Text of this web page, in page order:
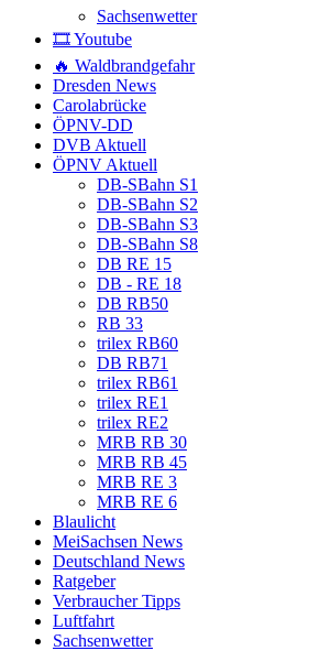
Sachsenwetter
🎞️ Youtube
🔥 Waldbrandgefahr
Dresden News
Carolabrücke
ÖPNV-DD
DVB Aktuell
ÖPNV Aktuell
DB-SBahn S1
DB-SBahn S2
DB-SBahn S3
DB-SBahn S8
DB RE 15
DB - RE 18
DB RB50
RB 33
trilex RB60
DB RB71
trilex RB61
trilex RE1
trilex RE2
MRB RB 30
MRB RB 45
MRB RE 3
MRB RE 6
Blaulicht
MeiSachsen News
Deutschland News
Ratgeber
Verbraucher Tipps
Luftfahrt
Sachsenwetter